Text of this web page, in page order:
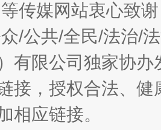
免责幌子
传媒网站衷心致
/公共/全民/法治/
有限公司独家协
接，授权合法、
相应链接。